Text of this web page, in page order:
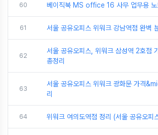
60 베이직북 MS office 16 사무 업무용 노
61 서울 공유오피스 위워크 강남역점 완벽
62
서울 공유오피스, 위워크 삼성역 2호점
총정리
63
서울 공유오피스 위워크 광화문 가격
리
64 위워크 여의도역점 정리 (서울 공유오피